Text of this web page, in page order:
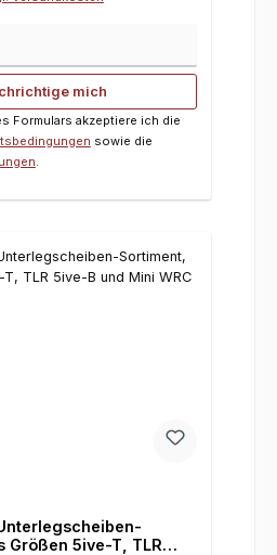
mich
Formulars akzeptiere ich die
sowie die
.
Größen 5ive-T, TLR